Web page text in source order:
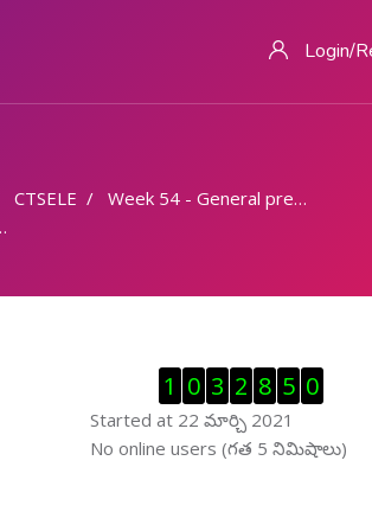
Login/
CTSELE
Week 54 - General precautions for preventive maintenance
Visitor Counter ను తప్పించు
1 0 3 2 8 5 0
Started at 22 మార్చి 2021
ఆన్ లైను వాడుకరులు ను తప్పించు
No online users (గత 5 నిమిషాలు)